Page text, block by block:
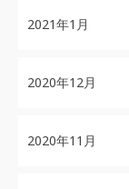
2021年1月
2020年12月
2020年11月